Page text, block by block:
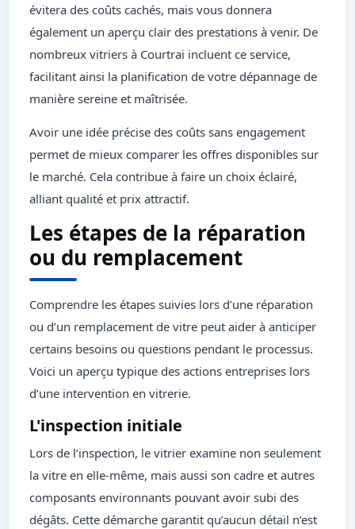
évitera des coûts cachés, mais vous donnera
également un aperçu clair des prestations à venir. De
nombreux vitriers à Courtrai incluent ce service,
facilitant ainsi la planification de votre dépannage de
manière sereine et maîtrisée.
Avoir une idée précise des coûts sans engagement
permet de mieux comparer les offres disponibles sur
le marché. Cela contribue à faire un choix éclairé,
alliant qualité et prix attractif.
Les étapes de la réparation
ou du remplacement
Comprendre les étapes suivies lors d’une réparation
ou d’un remplacement de vitre peut aider à anticiper
certains besoins ou questions pendant le processus.
Voici un aperçu typique des actions entreprises lors
d’une intervention en vitrerie.
L'inspection initiale
Lors de l’inspection, le vitrier examine non seulement
la vitre en elle-même, mais aussi son cadre et autres
composants environnants pouvant avoir subi des
dégâts. Cette démarche garantit qu’aucun détail n’est